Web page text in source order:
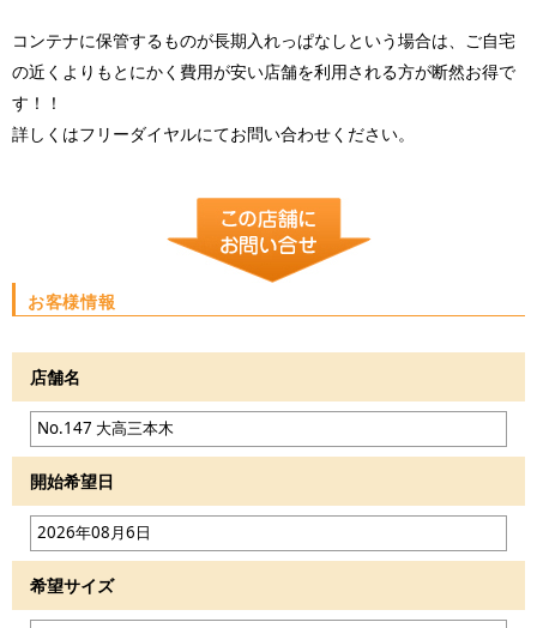
コンテナに保管するものが長期入れっぱなしという場合は、ご自宅
の近くよりもとにかく費用が安い店舗を利用される方が断然お得で
す！！
詳しくはフリーダイヤルにてお問い合わせください。
お客様情報
店舗名
開始希望日
希望サイズ